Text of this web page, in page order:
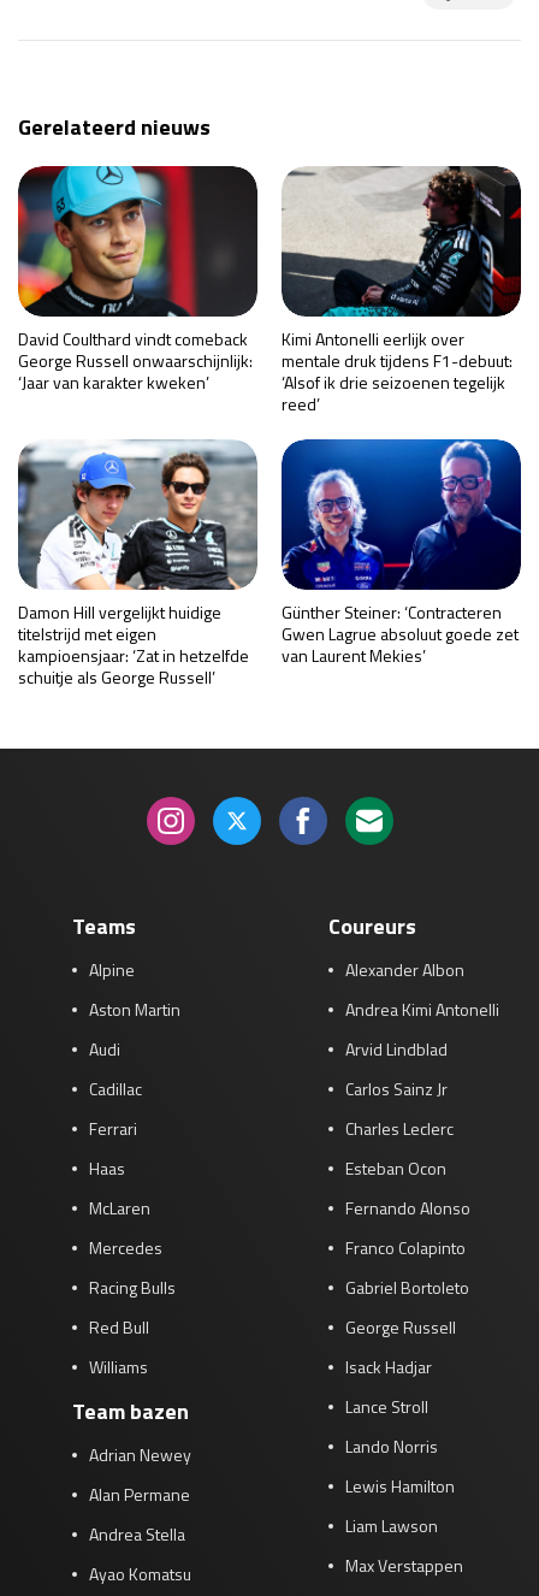
Gerelateerd nieuws
David Coulthard vindt comeback
George Russell onwaarschijnlijk:
‘Jaar van karakter kweken’
Kimi Antonelli eerlijk over
mentale druk tijdens F1-debuut:
‘Alsof ik drie seizoenen tegelijk
reed’
Damon Hill vergelijkt huidige
titelstrijd met eigen
kampioensjaar: ‘Zat in hetzelfde
schuitje als George Russell’
Günther Steiner: ‘Contracteren
Gwen Lagrue absoluut goede zet
van Laurent Mekies’
Teams
Alpine
Aston Martin
Audi
Cadillac
Ferrari
Haas
McLaren
Mercedes
Racing Bulls
Red Bull
Williams
Team bazen
Adrian Newey
Alan Permane
Andrea Stella
Ayao Komatsu
Coureurs
Alexander Albon
Andrea Kimi Antonelli
Arvid Lindblad
Carlos Sainz Jr
Charles Leclerc
Esteban Ocon
Fernando Alonso
Franco Colapinto
Gabriel Bortoleto
George Russell
Isack Hadjar
Lance Stroll
Lando Norris
Lewis Hamilton
Liam Lawson
Max Verstappen